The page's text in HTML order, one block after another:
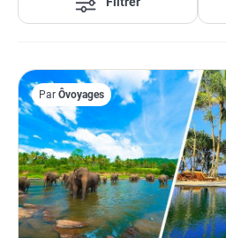
Par Ôvoyages